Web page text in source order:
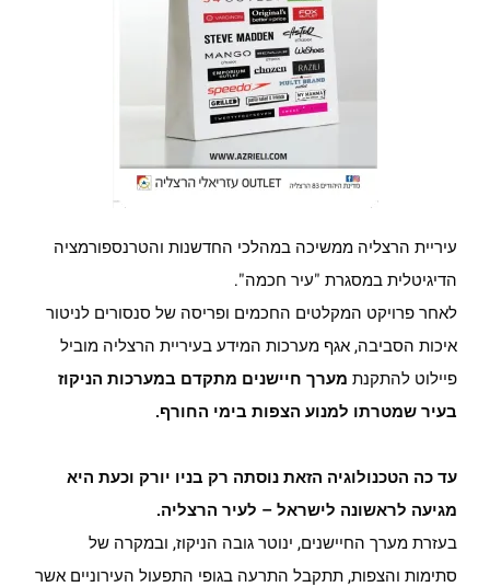
עיריית הרצליה ממשיכה במהלכי החדשנות והטרנספורמציה
הדיגיטלית במסגרת "עיר חכמה".
לאחר פרויקט המקלטים החכמים ופריסה של סנסורים לניטור
איכות הסביבה, אגף מערכות המידע בעיריית הרצליה מוביל
פיילוט להתקנת מערך חיישנים מתקדם במערכות הניקוז
בעיר שמטרתו למנוע הצפות בימי החורף.
עד כה הטכנולוגיה הזאת נוסתה רק בניו יורק וכעת היא
מגיעה לראשונה לישראל – לעיר הרצליה.
בעזרת מערך החיישנים, ינוטר גובה הניקוז, ובמקרה של
סתימות והצפות, תתקבל התרעה בגופי התפעול העירוניים אשר